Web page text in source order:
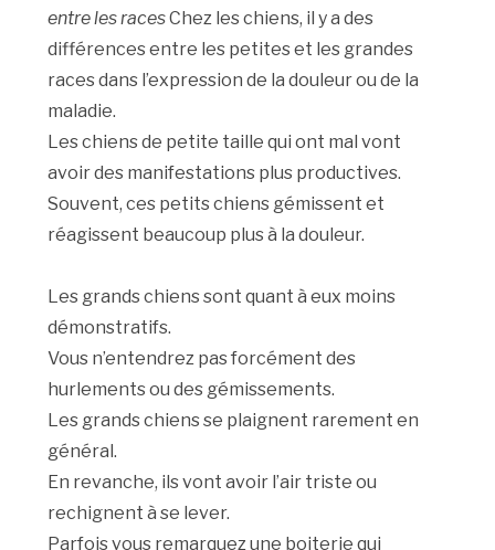
entre les racesChez les chiens, il y a des
différences entre les petites et les grandes
races dans l’expression de la douleur ou de la
maladie.
Les chiens de petite taille qui ont mal vont
avoir des manifestations plus productives.
Souvent, ces petits chiens gémissent et
réagissent beaucoup plus à la douleur.
Les grands chiens sont quant à eux moins
démonstratifs.
Vous n’entendrez pas forcément des
hurlements ou des gémissements.
Les grands chiens se plaignent rarement en
général.
En revanche, ils vont avoir l’air triste ou
rechignent à se lever.
Parfois vous remarquez une boiterie qui